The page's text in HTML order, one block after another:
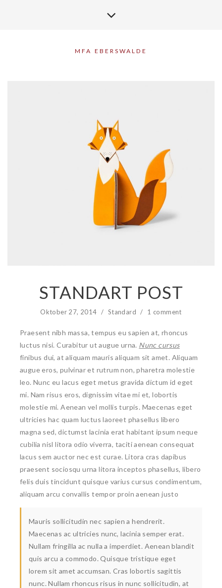
MFA EBERSWALDE
STANDART POST
Oktober 27, 2014 / Standard / 1 comment
Praesent nibh massa, tempus eu sapien at, rhoncus
luctus nisi. Curabitur ut augue urna. Nunc cursus
finibus dui, at aliquam mauris aliquam sit amet. Aliquam
augue eros, pulvinar et rutrum non, pharetra molestie
leo. Nunc eu lacus eget metus gravida dictum id eget
mi. Nam risus eros, dignissim vitae mi et, lobortis
molestie mi. Aenean vel mollis turpis. Maecenas eget
ultricies hac quam luctus laoreet phasellus libero
magna sed, dictumst lacinia erat habitant ipsum neque
cubilia nisl litora odio viverra, taciti aenean consequat
lacus sem auctor nec est curae. Litora cras dapibus
praesent sociosqu urna litora inceptos phasellus, libero
felis duis tincidunt quisque varius cursus condimentum,
aliquam arcu convallis tempor proin aenean justo
Mauris sollicitudin nec sapien a hendrerit.
Maecenas ac ultricies nunc, lacinia semper erat.
Nullam fringilla ac nulla a imperdiet. Aenean blandit
quis arcu a commodo. Quisque tristique eget
lorem sit amet accumsan. Cras lobortis sagittis
nunc. Nullam rhoncus risus in nunc sollicitudin, at